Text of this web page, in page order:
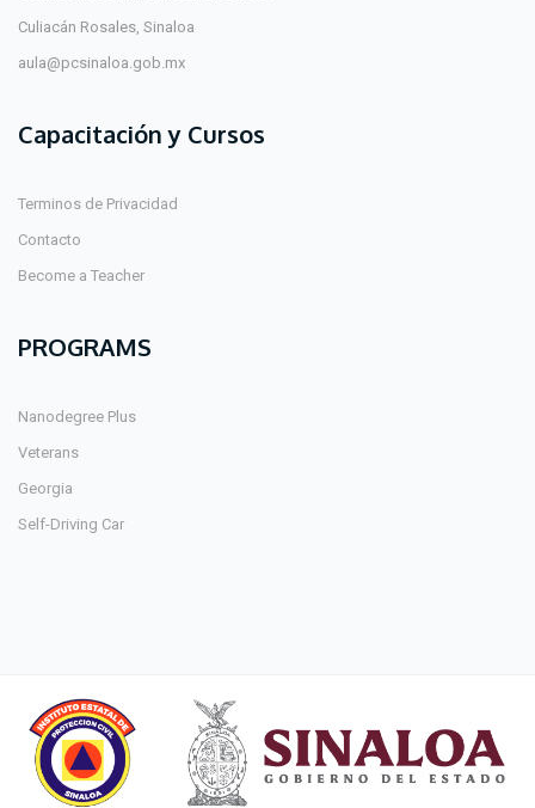
Culiacán Rosales, Sinaloa
aula@pcsinaloa.gob.mx
Capacitación y Cursos
Terminos de Privacidad
Contacto
Become a Teacher
PROGRAMS
Nanodegree Plus
Veterans
Georgia
Self-Driving Car